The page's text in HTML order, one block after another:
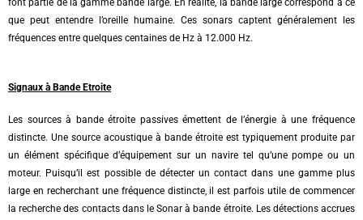
font partie de la gamme bande large. En réalité, la bande large correspond à ce
que peut entendre l’oreille humaine. Ces sonars captent généralement les
fréquences entre quelques centaines de Hz à 12.000 Hz.
Signaux à Bande Etroite
Les sources à bande étroite passives émettent de l’énergie à une fréquence
distincte. Une source acoustique à bande étroite est typiquement produite par
un élément spécifique d’équipement sur un navire tel qu’une pompe ou un
moteur. Puisqu’il est possible de détecter un contact dans une gamme plus
large en recherchant une fréquence distincte, il est parfois utile de commencer
la recherche des contacts dans le Sonar à bande étroite. Les détections accrues